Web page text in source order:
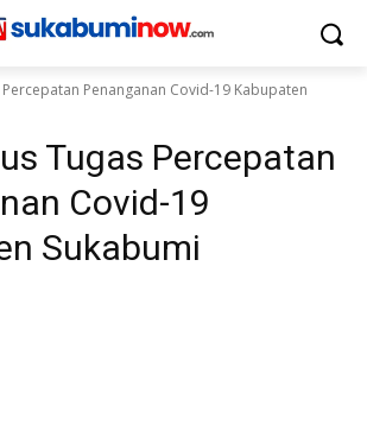
Percepatan Penanganan Covid-19 Kabupaten
Tugas Percepatan
Covid-19
Sukabumi